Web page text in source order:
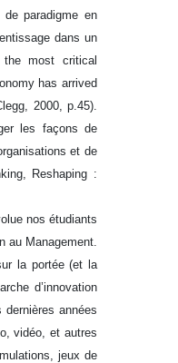
de paradigme en
dans un
most critical
has arrived
2000, p.45).
les façons de
et de
Reshaping :
nos étudiants
au Management.
la portée (et la
d’innovation
dernières années
vidéo, et autres
jeux de